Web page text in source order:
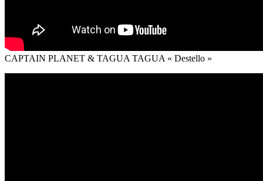
CAPTAIN PLANET & TAGUA TAGUA « Destello »